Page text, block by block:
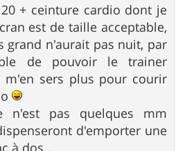
+ ceinture cardio dont je
est de taille acceptable,
grand n'aurait pas nuit, par
de pouvoir le trainer
m'en sers plus pour courir
n'est pas quelques mm
d'emporter une
à dos...